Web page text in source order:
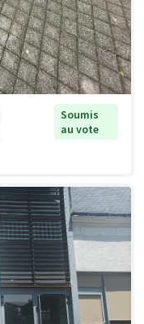
Soumis
au vote